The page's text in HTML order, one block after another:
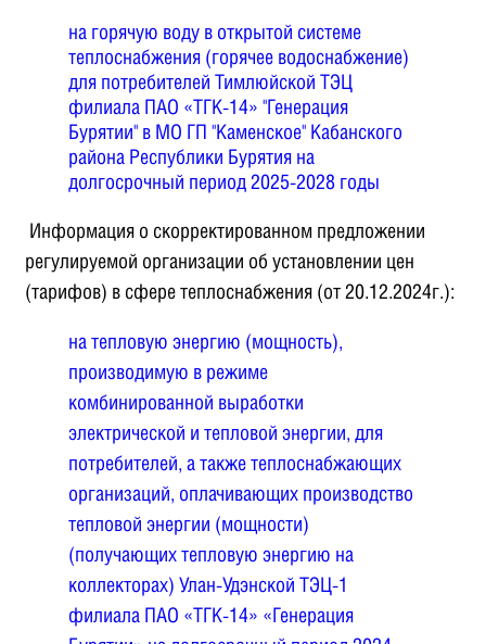
на горячую воду в открытой системе
теплоснабжения (горячее водоснабжение)
для потребителей Тимлюйской ТЭЦ
филиала ПАО «ТГК-14» "Генерация
Бурятии" в МО ГП "Каменское" Кабанского
района Республики Бурятия на
долгосрочный период 2025-2028 годы
Информация о скорректированном предложении
регулируемой организации об установлении цен
(тарифов) в сфере теплоснабжения (от 20.12.2024г.):
на тепловую энергию (мощность),
производимую в режиме
комбинированной выработки
электрической и тепловой энергии, для
потребителей, а также теплоснабжающих
организаций, оплачивающих производство
тепловой энергии (мощности)
(получающих тепловую энергию на
коллекторах) Улан-Удэнской ТЭЦ-1
филиала ПАО «ТГК-14» «Генерация